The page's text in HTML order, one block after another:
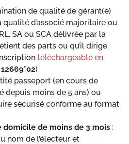
de qualité de gérant(e)
d’associé majoritaire ou
SA ou SCA délivrée par la
des parts ou qu’il dirige.
téléchargeable en
)
passeport (en cours de
depuis moins de 5 ans) ou
sécurisé conforme au format
domicile de moins de 3 mois :
nom de l’électeur et